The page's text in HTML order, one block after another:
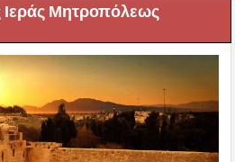
Ιεράς Μητροπόλεως